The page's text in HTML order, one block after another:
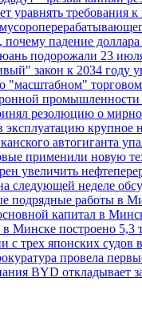
уравнять требования к
падение доллара
подорожали 23
закон к 2034
"масштабном"
резолюцию о
эксплуатацию крупное
автогиганта
применили новую
увеличить
неделе
подрядные работы в
капитал в
Минске построено 5,3
с трех японских судов
провела
BYD откладывает